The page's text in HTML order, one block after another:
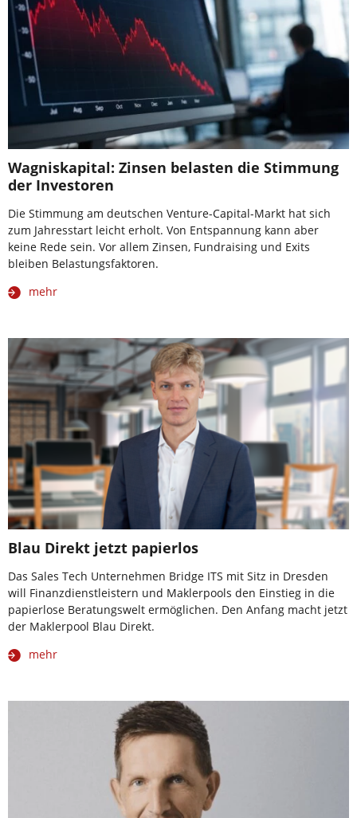
Wagniskapital: Zinsen belasten die Stimmung
der Investoren
Die Stimmung am deutschen Venture-Capital-Markt hat sich
zum Jahresstart leicht erholt. Von Entspannung kann aber
keine Rede sein. Vor allem Zinsen, Fundraising und Exits
bleiben Belastungsfaktoren.
mehr
Blau Direkt jetzt papierlos
Das Sales Tech Unternehmen Bridge ITS mit Sitz in Dresden
will Finanzdienstleistern und Maklerpools den Einstieg in die
papierlose Beratungswelt ermöglichen. Den Anfang macht jetzt
der Maklerpool Blau Direkt.
mehr